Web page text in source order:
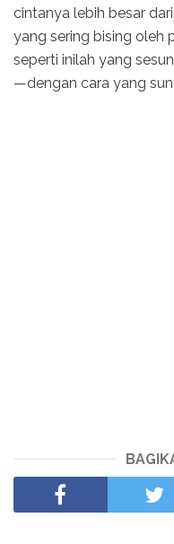
cintanya lebih besar
yang sering bising oleh
seperti inilah yang
—dengan cara yang